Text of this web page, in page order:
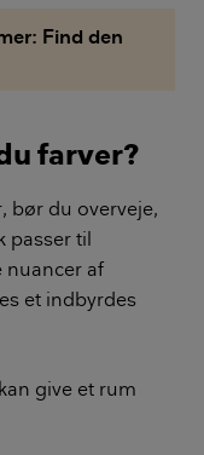
Find den
farver?
bør du overveje,
passer til
nuancer af
et indbyrdes
give et rum